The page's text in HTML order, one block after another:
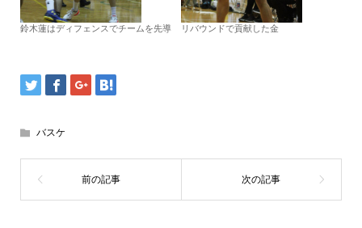
鈴木蓮はディフェンスでチームを先導 リバウンドで貢献した金
バスケ